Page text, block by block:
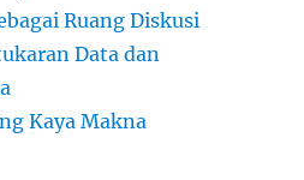
Ruang Diskusi
Data dan
Kaya Makna